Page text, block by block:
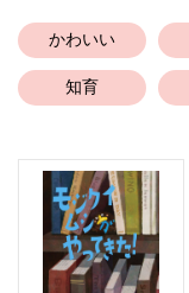
かわいい
知育